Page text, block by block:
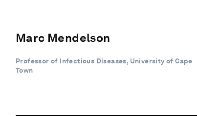
Marc Mendelson
Professor of Infectious Diseases, University of Cape
Town